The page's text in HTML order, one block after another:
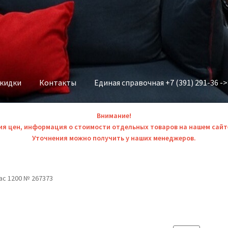
Контакты Единая справочная +7 (391) 291-36 -
Внимание!
цен, информация о стоимости отдельных товаров на нашем
Уточнения можно получить у наших менеджеров.
1200 № 267373